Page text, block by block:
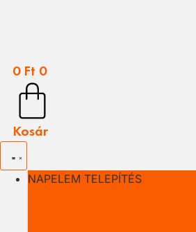
0 Ft 0
Kosár
NAPELEM TELEPÍTÉS